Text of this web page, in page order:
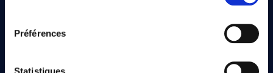
Préférences
Statistiques
Devenir membre Questions fréquentes